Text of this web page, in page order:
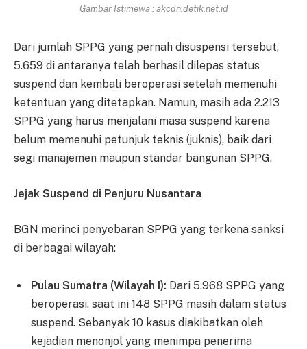
Gambar Istimewa : akcdn.detik.net.id
Dari jumlah SPPG yang pernah disuspensi tersebut,
5.659 di antaranya telah berhasil dilepas status
suspend dan kembali beroperasi setelah memenuhi
ketentuan yang ditetapkan. Namun, masih ada 2.213
SPPG yang harus menjalani masa suspend karena
belum memenuhi petunjuk teknis (juknis), baik dari
segi manajemen maupun standar bangunan SPPG.
Jejak Suspend di Penjuru Nusantara
BGN merinci penyebaran SPPG yang terkena sanksi
di berbagai wilayah:
Pulau Sumatra (Wilayah I): Dari 5.968 SPPG yang
beroperasi, saat ini 148 SPPG masih dalam status
suspend. Sebanyak 10 kasus diakibatkan oleh
kejadian menonjol yang menimpa penerima